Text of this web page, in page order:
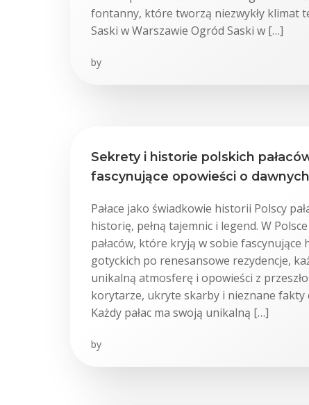
fontanny, które tworzą niezwykły klimat
Saski w Warszawie Ogród Saski w […]
by
Sekrety i historie polskich
fascynujące opowieści o
Pałace jako świadkowie historii Polscy
historię, pełną tajemnic i legend. W
pałaców, które kryją w sobie fascynujące
gotyckich po renesansowe rezydencje,
unikalną atmosferę i opowieści z
korytarze, ukryte skarby i nieznane fakty
Każdy pałac ma swoją unikalną […]
by